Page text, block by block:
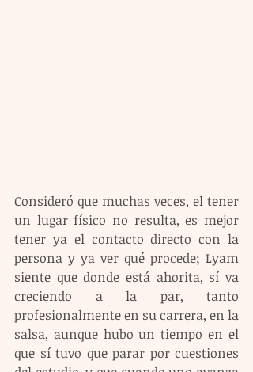
Consideró que muchas veces, el tener
un lugar físico no resulta, es mejor
tener ya el contacto directo con la
persona y ya ver qué procede; Lyam
siente que donde está ahorita, sí va
creciendo a la par, tanto
profesionalmente en su carrera, en la
salsa, aunque hubo un tiempo en el
que sí tuvo que parar por cuestiones